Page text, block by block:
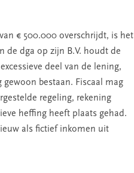
€ 500.000 overschrijdt, is het
de dga op zijn B.V. houdt de
deel van de lening,
bestaan. Fiscaal mag
regeling, rekening
heffing heeft plaats gehad.
als fictief inkomen uit